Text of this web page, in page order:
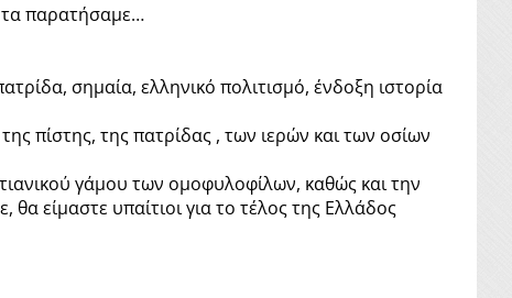
τα παρατήσαμε…
σημαία, ελληνικό πολιτισμό, ένδοξη ιστορία
πίστης, της πατρίδας , των ιερών και των οσίων
γάμου των ομοφυλοφίλων, καθώς και την
είμαστε υπαίτιοι για το τέλος της Ελλάδος